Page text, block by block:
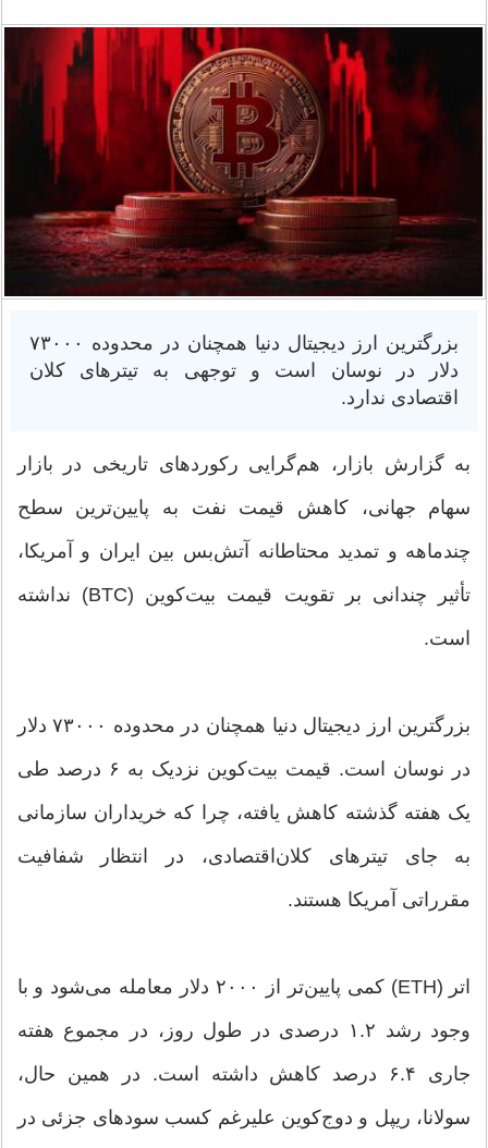
بزرگترین ارز دیجیتال دنیا همچنان در محدوده ۷۳۰۰۰
دلار در نوسان است و توجهی به تیترهای کلان
اقتصادی ندارد.
به گزارش بازار، هم‌گرایی رکوردهای تاریخی در بازار
سهام جهانی، کاهش قیمت نفت به پایین‌ترین سطح
چندماهه و تمدید محتاطانه آتش‌بس بین ایران و آمریکا،
تأثیر چندانی بر تقویت قیمت بیت‌کوین (BTC) نداشته
است.
بزرگترین ارز دیجیتال دنیا همچنان در محدوده ۷۳۰۰۰ دلار
در نوسان است. قیمت بیت‌کوین نزدیک به ۶ درصد طی
یک هفته گذشته کاهش یافته، چرا که خریداران سازمانی
به جای تیترهای کلان‌اقتصادی، در انتظار شفافیت
مقرراتی آمریکا هستند.
اتر (ETH) کمی پایین‌تر از ۲۰۰۰ دلار معامله می‌شود و با
وجود رشد ۱.۲ درصدی در طول روز، در مجموع هفته
جاری ۶.۴ درصد کاهش داشته است. در همین حال،
سولانا، ریپل و دوج‌کوین علیرغم کسب سودهای جزئی در